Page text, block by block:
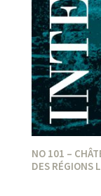
NO 101 –
DES RÉGIONS